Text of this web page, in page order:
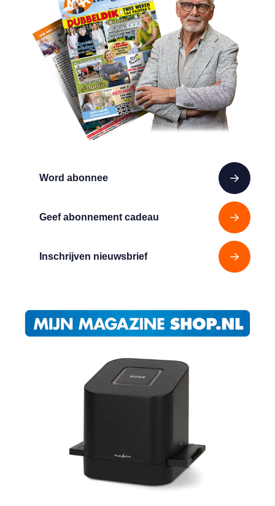
Word abonnee
Geef abonnement cadeau
Inschrijven nieuwsbrief